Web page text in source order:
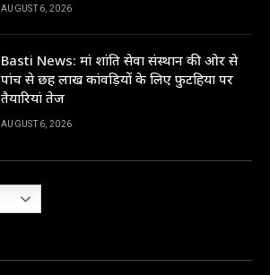
AUGUST 6, 2026
Basti News: मां शांति सेवा संस्थान की ओर से
पांच से छह लाख कांवड़ियों के लिए फुटहिया पर
तैयारियां तेज
AUGUST 6, 2026